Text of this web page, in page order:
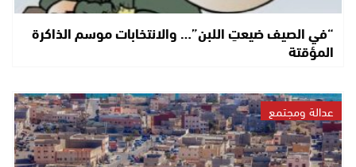
“في الصيف ضيعتِ اللبن”… والانتخابات موسم الذاكرة
المؤقتة
عدالة ومجتمع